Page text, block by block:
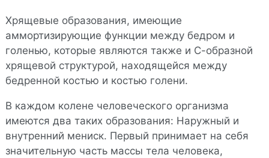
Хрящевые образования, имеющие
аммортизирующие функции между бедром и
голенью, которые являются также и С-образной
хрящевой структурой, находящейся между
бедренной костью и костью голени.
В каждом колене человеческого организма
имеются два таких образования: Наружный и
внутренний мениск. Первый принимает на себя
значительную часть массы тела человека,